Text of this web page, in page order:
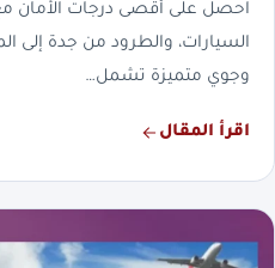
احصل على أقصى درجات الأمان
السيارات، والطرود من جدة
وجوي متميزة تشمل…
اقرأ المقال